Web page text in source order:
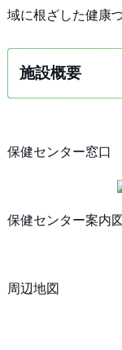
域に根ざした健康
施設概要
保健センター窓口
保健センター案内図
周辺地図